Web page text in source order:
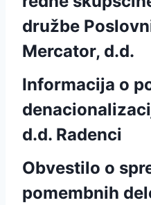
družbe
Mercator, d.d.
Informacija o
d.d. Radenci
Obvestilo o
pomembnih